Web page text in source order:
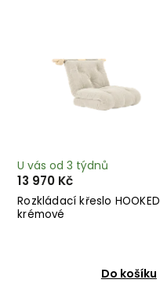
Rozkládací křeslo HOOKED
krémové
U vás od 3 týdnů
13 970 Kč
Do košíku